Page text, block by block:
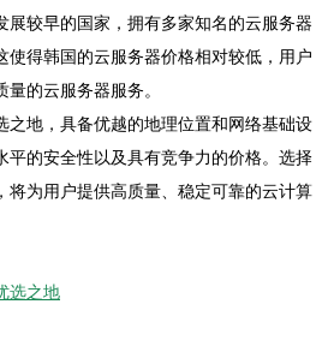
展较早的国家，拥有多家知名的云服务器
使得韩国的云服务器价格相对较低，用户
的云服务器服务。
之地，具备优越的地理位置和网络基础设
平的安全性以及具有竞争力的价格。选择
将为用户提供高质量、稳定可靠的云计算
选之地